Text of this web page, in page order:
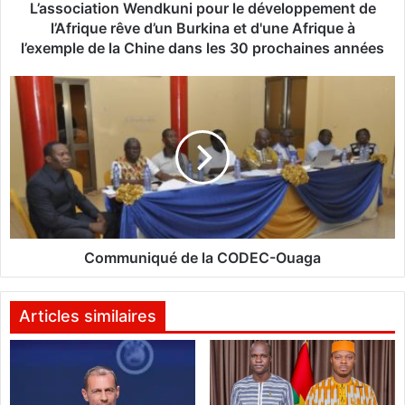
W
e
n
r
L’association Wendkuni pour le développement de
l’Afrique rêve d’un Burkina et d'une Afrique à
l’exemple de la Chine dans les 30 prochaines années
C
m
i
u
d
e
a
Communiqué de la CODEC-Ouaga
Articles similaires